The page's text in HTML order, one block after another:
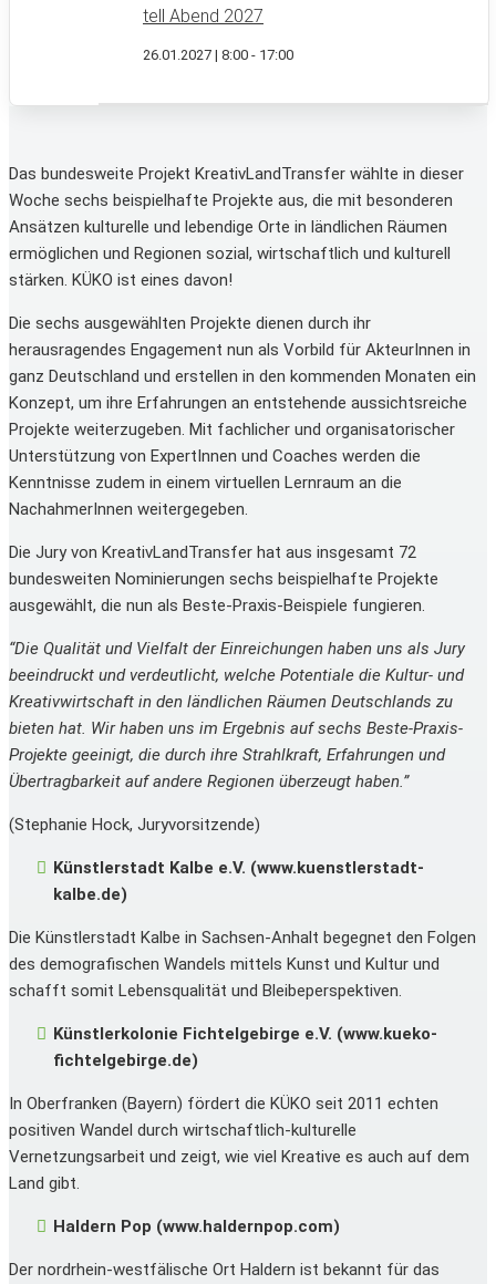
tell Abend 2027
26.01.2027 | 8:00 - 17:00
Das bundesweite Projekt KreativLandTransfer wählte in dieser
Woche sechs beispielhafte Projekte aus, die mit besonderen
Ansätzen kulturelle und lebendige Orte in ländlichen Räumen
ermöglichen und Regionen sozial, wirtschaftlich und kulturell
stärken. KÜKO ist eines davon!
Die sechs ausgewählten Projekte dienen durch ihr
herausragendes Engagement nun als Vorbild für AkteurInnen in
ganz Deutschland und erstellen in den kommenden Monaten ein
Konzept, um ihre Erfahrungen an entstehende aussichtsreiche
Projekte weiterzugeben. Mit fachlicher und organisatorischer
Unterstützung von ExpertInnen und Coaches werden die
Kenntnisse zudem in einem virtuellen Lernraum an die
NachahmerInnen weitergegeben.
Die Jury von KreativLandTransfer hat aus insgesamt 72
bundesweiten Nominierungen sechs beispielhafte Projekte
ausgewählt, die nun als Beste-Praxis-Beispiele fungieren.
“Die Qualität und Vielfalt der Einreichungen haben uns als Jury
beeindruckt und verdeutlicht, welche Potentiale die Kultur- und
Kreativwirtschaft in den ländlichen Räumen Deutschlands zu
bieten hat. Wir haben uns im Ergebnis auf sechs Beste-Praxis-
Projekte geeinigt, die durch ihre Strahlkraft, Erfahrungen und
Übertragbarkeit auf andere Regionen überzeugt haben.”
(Stephanie Hock, Juryvorsitzende)
Künstlerstadt Kalbe e.V. (www.kuenstlerstadt-
kalbe.de)
Die Künstlerstadt Kalbe in Sachsen-Anhalt begegnet den Folgen
des demografischen Wandels mittels Kunst und Kultur und
schafft somit Lebensqualität und Bleibeperspektiven.
Künstlerkolonie Fichtelgebirge e.V. (www.kueko-
fichtelgebirge.de)
In Oberfranken (Bayern) fördert die KÜKO seit 2011 echten
positiven Wandel durch wirtschaftlich-kulturelle
Vernetzungsarbeit und zeigt, wie viel Kreative es auch auf dem
Land gibt.
Haldern Pop (www.haldernpop.com)
Der nordrhein-westfälische Ort Haldern ist bekannt für das